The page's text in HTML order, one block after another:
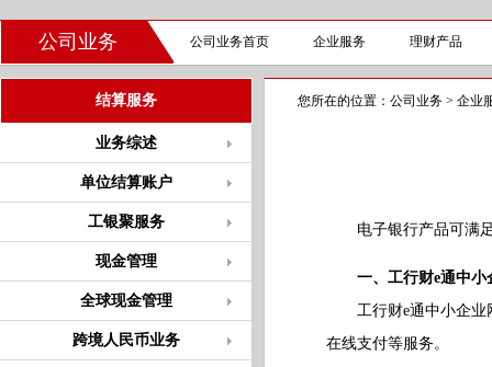
公司业务 公司业务首页 企业服务 理财产品
结算服务
业务综述
单位结算账户
工银聚服务
现金管理
全球现金管理
跨境人民币业务
您所在的位置： 公司业务 > 企业
电子银行产品可满足
一、工行财e通中小
工行财e通中小企业
在线支付等服务。